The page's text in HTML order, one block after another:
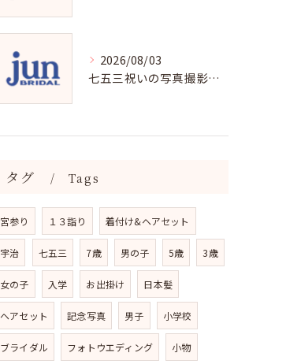
2026/08/03
七五三祝いの写真撮影で残す成長の瞬間
タグ Tags
宮参り １３詣り 着付け&ヘアセット
宇治 七五三 7歳 男の子 5歳 3歳
女の子 入学 お出掛け 日本髪
ヘアセット 記念写真 男子 小学校
ブライダル フォトウエディング 小物